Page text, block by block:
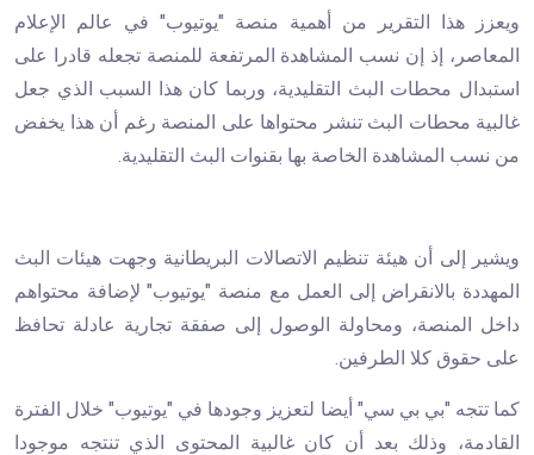
ويعزز هذا التقرير من أهمية منصة "يوتيوب" في عالم الإعلام
المعاصر، إذ إن نسب المشاهدة المرتفعة للمنصة تجعله قادرا على
استبدال محطات البث التقليدية، وربما كان هذا السبب الذي جعل
غالبية محطات البث تنشر محتواها على المنصة رغم أن هذا يخفض
من نسب المشاهدة الخاصة بها بقنوات البث التقليدية.
ويشير إلى أن هيئة تنظيم الاتصالات البريطانية وجهت هيئات البث
المهددة بالانقراض إلى العمل مع منصة "يوتيوب" لإضافة محتواهم
داخل المنصة، ومحاولة الوصول إلى صفقة تجارية عادلة تحافظ
على حقوق كلا الطرفين.
كما تتجه "بي بي سي" أيضا لتعزيز وجودها في "يوتيوب" خلال الفترة
القادمة، وذلك بعد أن كان غالبية المحتوى الذي تنتجه موجودا